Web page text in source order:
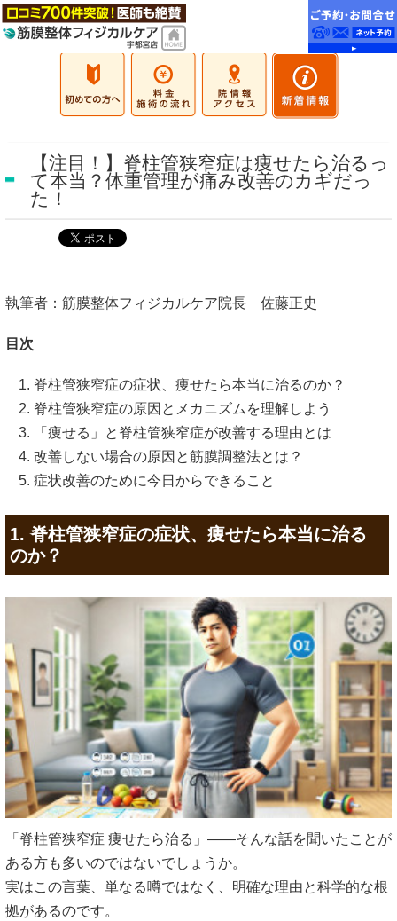
【注目！】脊柱管狭窄症は痩せたら治るっ
て本当？体重管理が痛み改善のカギだっ
た！
執筆者：筋膜整体フィジカルケア院長 佐藤正史
目次
脊柱管狭窄症の症状、痩せたら本当に治るのか？
脊柱管狭窄症の原因とメカニズムを理解しよう
「痩せる」と脊柱管狭窄症が改善する理由とは
改善しない場合の原因と筋膜調整法とは？
症状改善のために今日からできること
1. 脊柱管狭窄症の症状、痩せたら本当に治る
のか？
「脊柱管狭窄症 痩せたら治る」――そんな話を聞いたことが
ある方も多いのではないでしょうか。
実はこの言葉、単なる噂ではなく、明確な理由と科学的な根
拠があるのです。